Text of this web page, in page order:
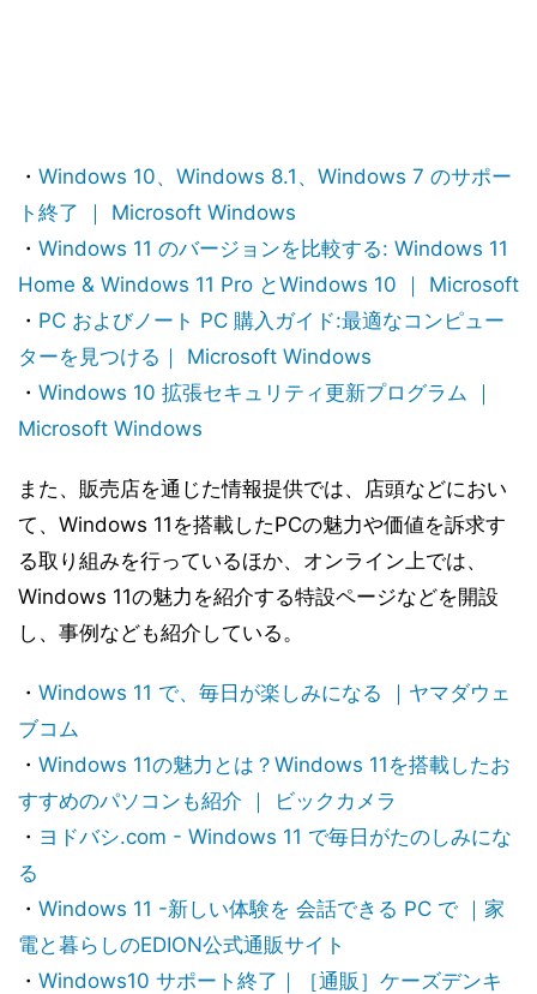
・ Windows 10、Windows 8.1、Windows 7 のサポー
ト終了 ｜ Microsoft Windows
・ Windows 11 のバージョンを比較する: Windows 11
Home & Windows 11 Pro とWindows 10 ｜ Microsoft
・ PC およびノート PC 購入ガイド:最適なコンピュー
ターを見つける｜ Microsoft Windows
・ Windows 10 拡張セキュリティ更新プログラム ｜
Microsoft Windows
また、販売店を通じた情報提供では、店頭などにおい
て、Windows 11を搭載したPCの魅力や価値を訴求す
る取り組みを行っているほか、オンライン上では、
Windows 11の魅力を紹介する特設ページなどを開設
し、事例なども紹介している。
・ Windows 11 で、毎日が楽しみになる ｜ヤマダウェ
ブコム
・ Windows 11の魅力とは？Windows 11を搭載したお
すすめのパソコンも紹介 ｜ ビックカメラ
・ ヨドバシ.com - Windows 11 で毎日がたのしみにな
る
・ Windows 11 -新しい体験を 会話できる PC で ｜家
電と暮らしのEDION公式通販サイト
・ Windows10 サポート終了｜［通販］ケーズデンキ